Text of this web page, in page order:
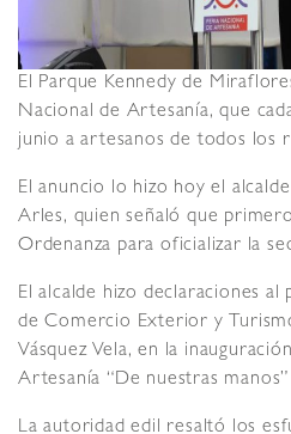
El Parque Kennedy de
Nacional de Artesanía, que
junio a artesanos de todos los
El anuncio lo hizo hoy el
Arles, quien señaló que
Ordenanza para oficializar la
El alcalde hizo declaraciones
de Comercio Exterior y
Vásquez Vela, en la
Artesanía “De nuestras manos”
La autoridad edil resaltó los